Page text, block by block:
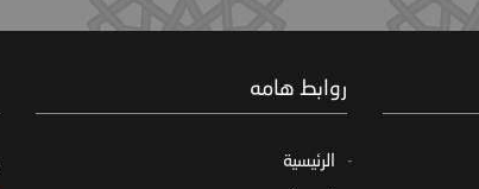
روابط هامه
الرئيسية